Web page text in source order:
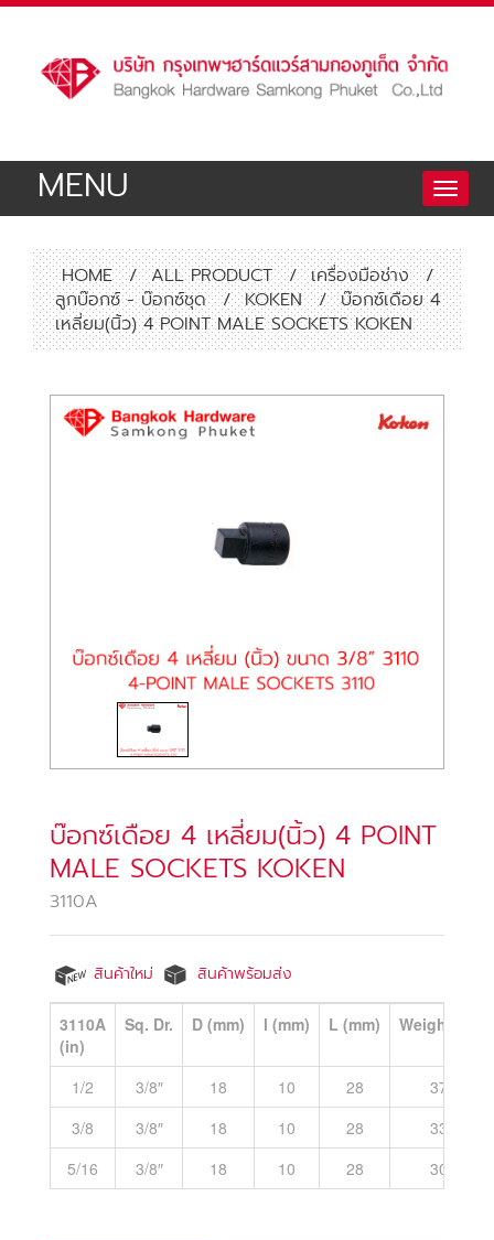
Toggle
MENU
HOME / ALL PRODUCT / เครื่องมือช่าง
/
ลูกบ๊อกซ์ - บ๊อกซ์ชุด
/ KOKEN / บ๊อกซ์เดือย 4
เหลี่ยม(นิ้ว) 4 POINT MALE SOCKETS KOKEN
บ๊อกซ์เดือย 4 เหลี่ยม(นิ้ว) 4 POINT
MALE SOCKETS KOKEN
3110A
สินค้าใหม่ สินค้าพร้อมส่ง
3110A
(in)
Sq. Dr. D (mm) l (mm) L (mm) Weight (g)
1/2 3/8″ 18 10 28
37
3/8
3/8″ 18 10 28
33
5/16
3/8″ 18 10 28 30